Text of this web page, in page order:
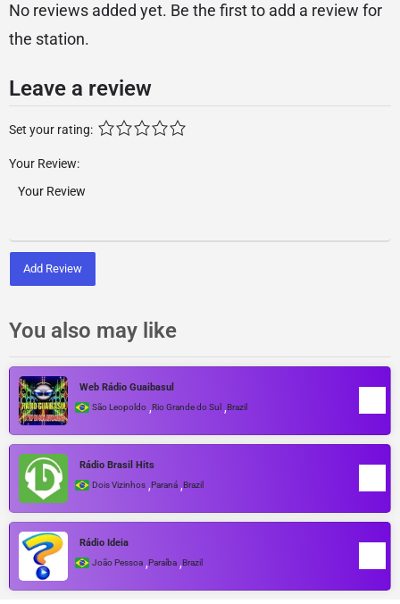
No reviews added yet. Be the first to add a review for
the station.
Leave a review
Set your rating:
Your Review:
Add Review
You also may like
Web Rádio Guaibasul
São Leopoldo ,Rio Grande do Sul ,Brazil
Rádio Brasil Hits
Dois Vizinhos ,Paraná ,Brazil
Rádio Ideia
João Pessoa ,Paraíba ,Brazil